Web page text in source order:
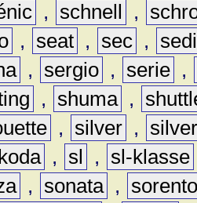
, schnell ,
, seat , sec ,
, sergio , serie ,
, shuma ,
, silver ,
, sl , sl-klasse
, sonata ,